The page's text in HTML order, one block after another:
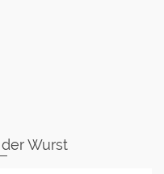
Wurst